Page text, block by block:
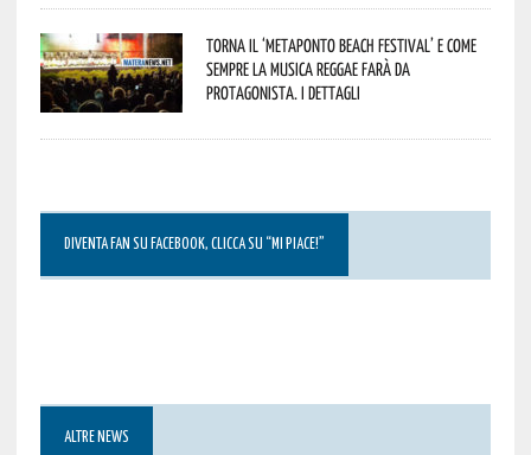
Torna il ‘Metaponto beach festival’ e come
sempre la musica reggae farà da
protagonista. I dettagli
DIVENTA FAN SU FACEBOOK, CLICCA SU “MI PIACE!”
ALTRE NEWS